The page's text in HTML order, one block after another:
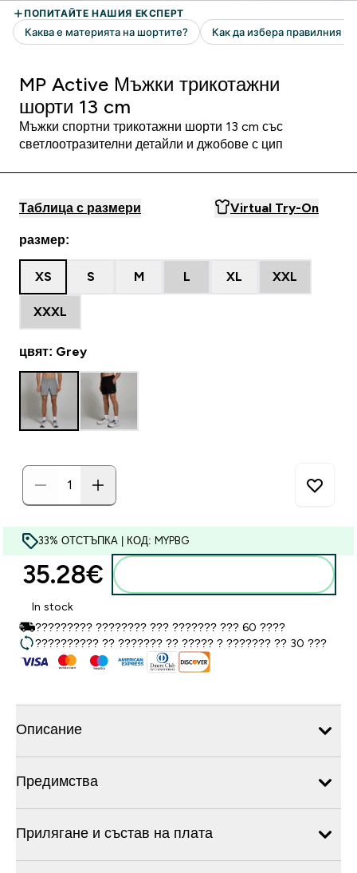
MP Active Мъжки трикотажни
шорти 13 cm
Мъжки спортни трикотажни шорти 13 cm със
светлоотразителни детайли и джобове с цип
Таблица с размери Virtual Try-On
размер:
XS S M L XL XXL
XXXL
цвят: Grey
33% ОТСТЪПКА | КОД: MYPBG
35.28€‎
In stock
????????? ???????? ??? ??????? ??? 60 ????
?????????? ?? ??????? ?? ????? ? ??????? ?? 30 ???
Описание
Предимства
Прилягане и състав на плата